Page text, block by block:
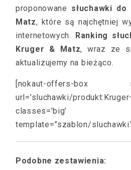
proponowane słuchawki
Matz, które są najchętniej
internetowych. Ranking
Kruger & Matz, wraz ze
aktualizujemy na bieżąco.
[nokaut-offers-box
url=’sluchawki/
classes=’big’
template=”szablon/
Podobne zestawienia: